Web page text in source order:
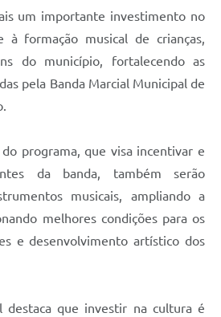
um importante investimento no
formação musical de crianças,
do município, fortalecendo as
pela Banda Marcial Municipal de
programa, que visa incentivar e
da banda, também serão
musicais, ampliando a
melhores condições para os
e desenvolvimento artístico dos
destaca que investir na cultura é